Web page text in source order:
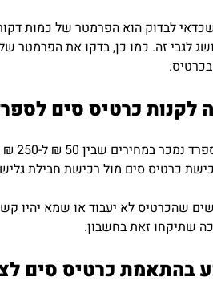
לקנות כרטיס סים
כרטיס סים מול רכישת חבילת
שהכרטיס לא יעבוד או שמא יהיו
שתיקחו זאת בחשבון.
בהתאמת כרטיס סים